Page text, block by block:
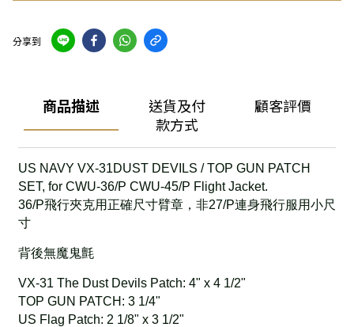
分享到
商品描述
送貨及付
款方式
顧客評價
US NAVY VX-31DUST DEVILS / TOP GUN PATCH
SET, for CWU-36/P CWU-45/P Flight Jacket.
36/P飛行夾克用正確尺寸臂章，非27/P連身飛行服用小尺
寸
背後無魔鬼氈
VX-31 The Dust Devils Patch: 4" x 4 1/2"
TOP GUN PATCH: 3 1/4"
US Flag Patch: 2 1/8" x 3 1/2"